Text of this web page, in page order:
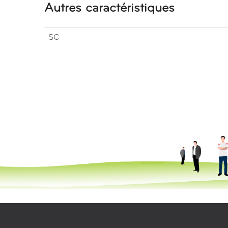
Autres caractéristiques
SC